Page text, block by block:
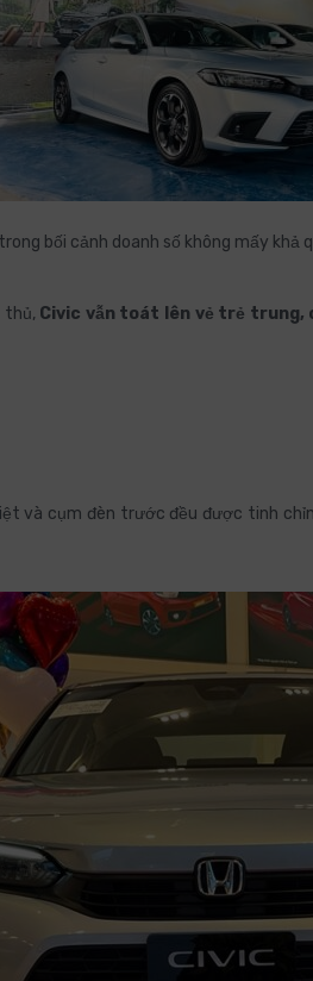
bối cảnh doanh số không mấy khả
thủ, Civic vẫn toát lên vẻ trẻ trung,
và cụm đèn trước đều được tinh